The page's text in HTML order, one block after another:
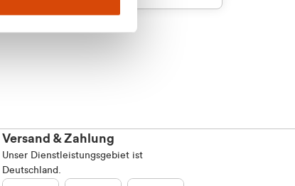
Versand & Zahlung
Unser Dienstleistungsgebiet ist
Deutschland.